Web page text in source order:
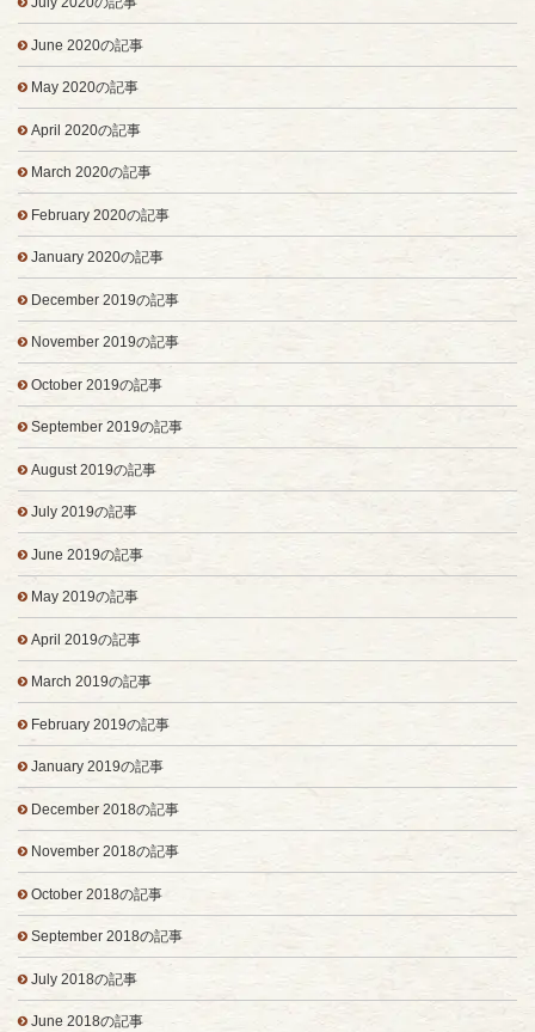
June 2020の記事
May 2020の記事
April 2020の記事
March 2020の記事
February 2020の記事
January 2020の記事
December 2019の記事
November 2019の記事
October 2019の記事
September 2019の記事
August 2019の記事
July 2019の記事
June 2019の記事
May 2019の記事
April 2019の記事
March 2019の記事
February 2019の記事
January 2019の記事
December 2018の記事
November 2018の記事
October 2018の記事
September 2018の記事
July 2018の記事
June 2018の記事